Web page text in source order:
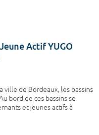
Actif YUGO
ville de Bordeaux, les bassins
bord de ces bassins se
et jeunes actifs à